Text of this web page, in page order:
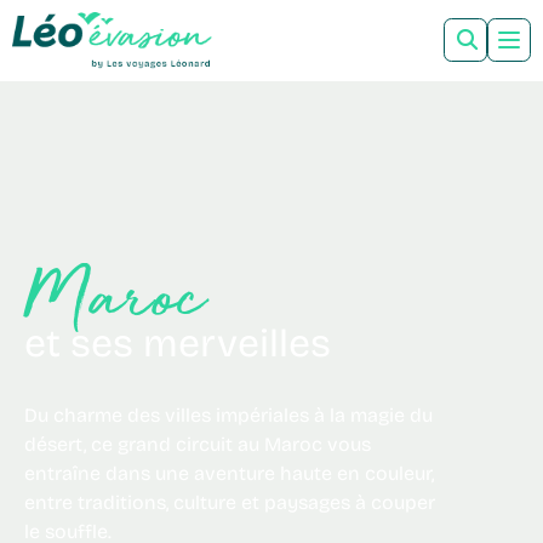
Maroc
et ses merveilles